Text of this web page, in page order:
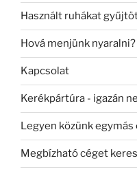
Használt ruhákat
Hová menjünk nyaralni?
Kapcsolat
Kerékpártúra - igazán
Legyen közünk egymás
Megbízható céget